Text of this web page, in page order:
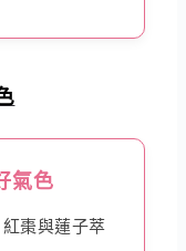
氣色
棗與蓮子萃